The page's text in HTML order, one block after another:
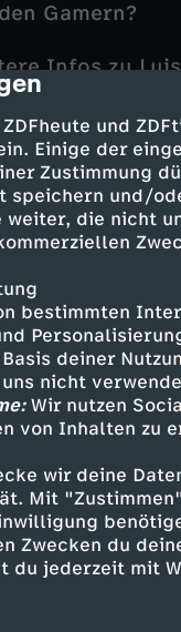
und
Einige der
Zustimmung
speichern und/
die nicht
bestimmten
deiner
nicht
Wir nutzen
von Inhalten zu
wir deine
Mit
Zwecken du
du jederzeit mit
Gamern?
Infos zu
einer
Amelie
denn die
Fünderich
Wünsche